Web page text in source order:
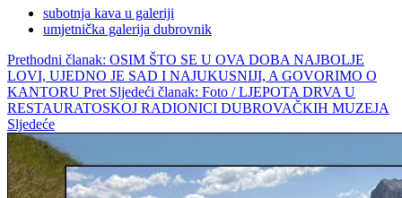
subotnja kava u galeriji
umjetnička galerija dubrovnik
Prethodni članak: OSIM ŠTO SE U OVA DOBA NAJBOLJE
LOVI, UJEDNO JE SAD I NAJUKUSNIJI, A GOVORIMO O
KANTORU Pret Sljedeći članak: Foto / LJEPOTA DRVA U
RESTAURATOSKOJ RADIONICI DUBROVAČKIH MUZEJA
Sljedeće